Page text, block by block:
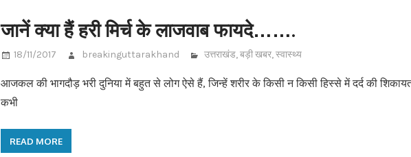
जानें क्या हैं हरी मिर्च के लाजवाब फायदे…….
18/11/2017 breakinguttarakhand उत्तराखंड,बड़ी खबर,स्वास्थ्य
आजकल की भागदौड़ भरी दुनिया में बहुत से लोग ऐसे हैं, जिन्हें शरीर के किसी न किसी हिस्से में दर्द की
कभी
READ MORE